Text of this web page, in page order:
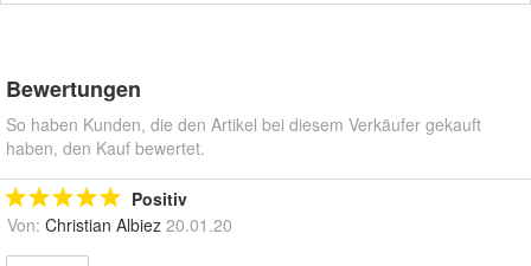
Bewertungen
So haben Kunden, die den Artikel bei diesem Verkäufer gekauft
haben, den Kauf bewertet.
Positiv
Von: Christian Albiez 20.01.20